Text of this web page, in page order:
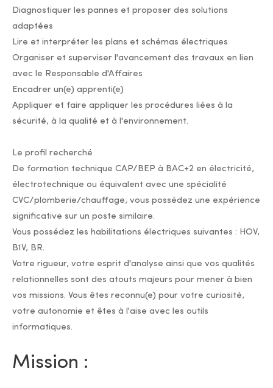
Diagnostiquer les pannes et proposer des solutions
adaptées
Lire et interpréter les plans et schémas électriques
Organiser et superviser l'avancement des travaux en lien
avec le Responsable d'Affaires
Encadrer un(e) apprenti(e)
Appliquer et faire appliquer les procédures liées à la
sécurité, à la qualité et à l'environnement.
Le profil recherché
De formation technique CAP/BEP à BAC+2 en électricité,
électrotechnique ou équivalent avec une spécialité
CVC/plomberie/chauffage, vous possédez une expérience
significative sur un poste similaire.
Vous possédez les habilitations électriques suivantes : HOV,
B1V, BR.
Votre rigueur, votre esprit d'analyse ainsi que vos qualités
relationnelles sont des atouts majeurs pour mener à bien
vos missions. Vous êtes reconnu(e) pour votre curiosité,
votre autonomie et êtes à l'aise avec les outils
informatiques.
Mission :